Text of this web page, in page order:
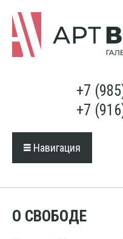
+7
+7
Навигация
О СВОБОДЕ